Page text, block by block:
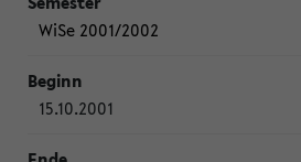
WiSe 2001/2002
15.10.2001